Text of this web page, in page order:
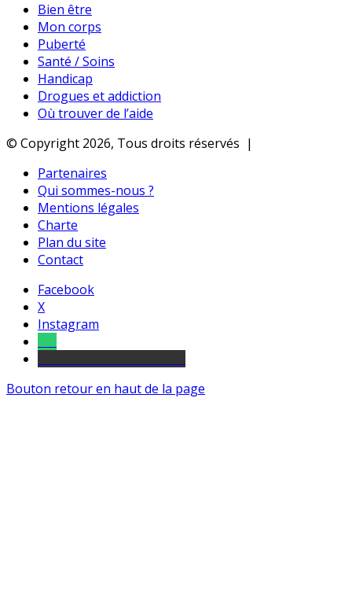
Bien être
Mon corps
Puberté
Santé / Soins
Handicap
Drogues et addiction
Où trouver de l’aide
© Copyright 2026, Tous droits réservés |
Partenaires
Qui sommes-nous ?
Mentions légales
Charte
Plan du site
Contact
Facebook
X
Instagram
Bouton retour en haut de la page